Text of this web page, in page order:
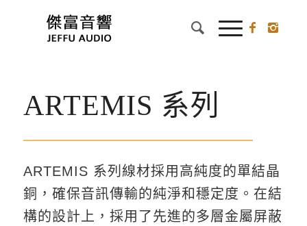
ARTEMIS 系列
ARTEMIS 系列線材採用高純度的單結晶
銅，確保音訊傳輸的純淨和穩定度。在結
構的設計上，採用了先進的多層金屬屏蔽